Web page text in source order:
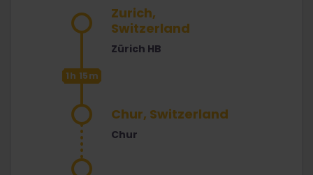
Zurich,
Switzerland
Zürich HB
1h 15m
Chur, Switzerland
Chur